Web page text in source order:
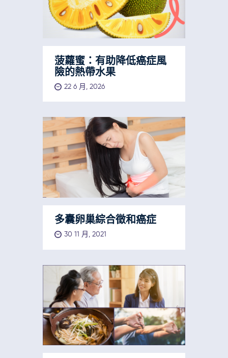
菠蘿蜜：有助降低癌症風
險的熱帶水果
22 6 月, 2026
多囊卵巢綜合徵和癌症
30 11 月, 2021